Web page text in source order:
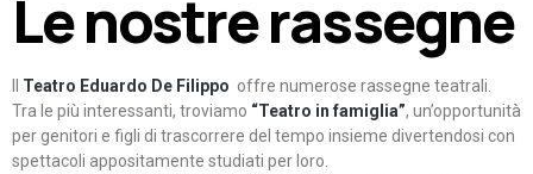
Le nostre rassegne
Teatro Eduardo De Filippo offre numerose rassegne teatrali.
Tra le più interessanti, troviamo “Teatro in famiglia”, un’opportunità
per genitori e figli di trascorrere del tempo insieme divertendosi con
spettacoli appositamente studiati per loro.